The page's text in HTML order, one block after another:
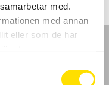
med.
med annan
eller som de har